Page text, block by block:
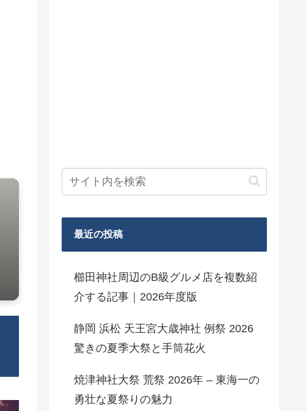
最近の投稿
櫛田神社周辺のB級グルメ店を複数紹
介する記事｜2026年度版
静岡 浜松 天王宮大歳神社 例祭 2026
驚きの夏季大祭と手筒花火
焼津神社大祭 荒祭 2026年 – 東海一の
勇壮な夏祭りの魅力